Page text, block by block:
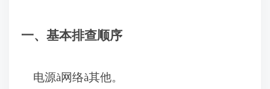
一、基本排查顺序
电源à网络à其他。